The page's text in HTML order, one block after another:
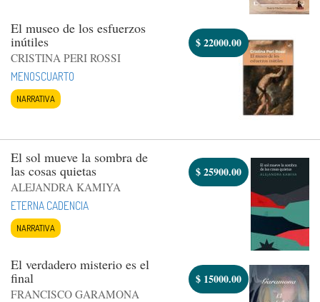
El museo de los esfuerzos
inútiles
CRISTINA PERI ROSSI
MENOSCUARTO
NARRATIVA
$22000.00
El sol mueve la sombra de
las cosas quietas
ALEJANDRA KAMIYA
ETERNA CADENCIA
NARRATIVA
$25900.00
El verdadero misterio es el
final
FRANCISCO GARAMONA
$ 15000.00